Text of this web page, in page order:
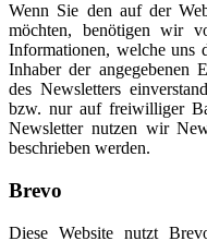
Wenn Sie den auf der
möchten, benötigen wir
Informationen, welche uns
Inhaber der angegebenen
des Newsletters
bzw. nur auf freiwilliger
Newsletter nutzen wir
beschrieben werden.
Brevo
Diese Website nutzt